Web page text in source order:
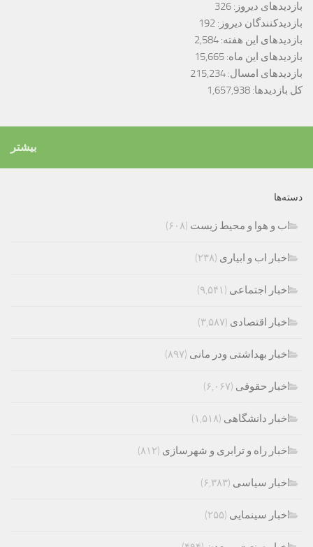
بازدیدهای دیروز: 326
بازدیدکنندگان دیروز: 192
بازدیدهای این هفته: 2,584
بازدیدهای این ماه: 15,665
بازدیدهای امسال: 215,234
کل بازدیدها: 1,657,938
بیشتر
دسته‌ها
اب و هوا و محیط زیست (۶۰۸)
اخبار اب و ابیاری (۲۳۸)
اخبار اجتماعی (۹,۵۴۱)
اخبار اقتصادی (۳,۵۸۷)
اخبار بهداشتی ودر مانی (۸۹۷)
اخبار حقوقی (۶,۰۶۷)
اخبار دانشگاهی (۱,۵۱۸)
اخبار راه و ترابری و شهرسازی (۸۱۲)
اخبار سیاسی (۶,۳۸۳)
اخبار سینمایی (۲۵۵)